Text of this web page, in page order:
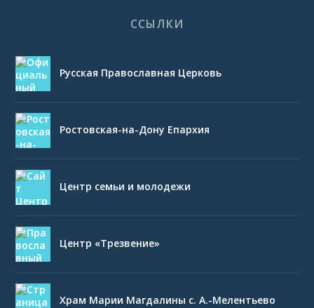
ССЫЛКИ
Русская Православная Церковь
Ростовская-на-Дону Епархия
Центр семьи и молодежи
Центр «Трезвение»
Храм Марии Магдалины с. А.-Мелентьево